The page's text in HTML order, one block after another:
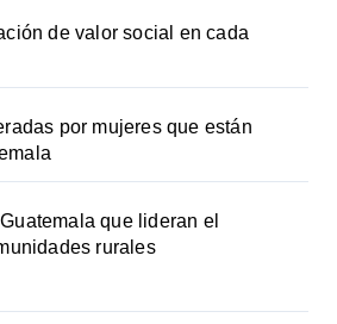
de valor social en cada
por mujeres que están
que lideran el
rurales